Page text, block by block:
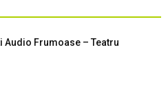
Audio Frumoase – Teatru